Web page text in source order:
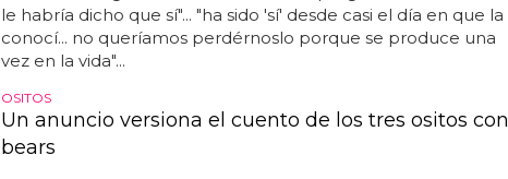
le habría dicho que sí"... "ha sido 'sí' desde casi el día en que la
conocí... no queríamos perdérnoslo porque se produce una
vez en la vida"...
OSITOS
Un anuncio versiona el cuento de los tres ositos con
bears